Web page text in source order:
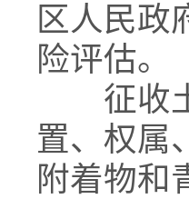
区人民政
险评估。
征收土
置、权属
附着物和